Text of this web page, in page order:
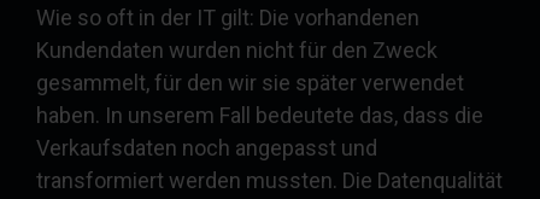
Wie so oft in der IT gilt: Die vorhandenen
Kundendaten wurden nicht für den Zweck
gesammelt, für den wir sie später verwendet
haben. In unserem Fall bedeutete das, dass die
Verkaufsdaten noch angepasst und
transformiert werden mussten. Die Datenqualität